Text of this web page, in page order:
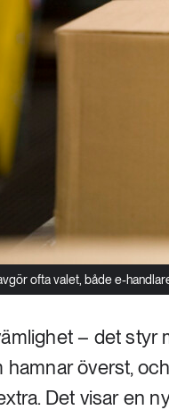
ofta valet, både e-
– det styr
hamnar överst,
Det visar en